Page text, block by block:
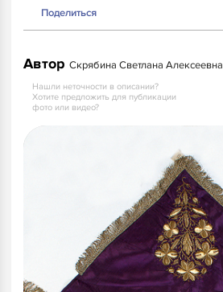
Поделиться
Автор Скрябина Светлана Алексеевна
Нашли неточности в описании?
Хотите предложить для публикации
фото или видео?